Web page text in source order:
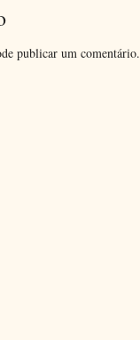
publicar um comentário.